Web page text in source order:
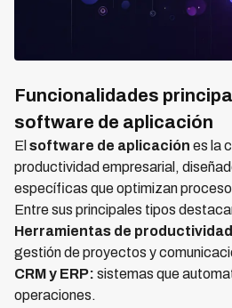
Funcionalidades
software de aplicación
El software de aplicación es la
productividad empresarial,
específicas que optimizan
Entre sus principales tipos
Herramientas de
gestión de proyectos y
CRM y ERP: sistemas que
operaciones.